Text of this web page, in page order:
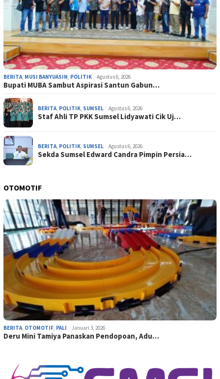
BERITA, MUSI BANYUASIN, POLITIK Agustus 6, 2026
Bupati MUBA Sambut Aspirasi Santun Gabun…
BERITA, POLITIK, SUMSEL Agustus 6, 2026
Staf Ahli TP PKK Sumsel Lidyawati Cik Uj…
BERITA, POLITIK, SUMSEL Agustus 6, 2026
Sekda Sumsel Edward Candra Pimpin Persia…
OTOMOTIF
BERITA, OTOMOTIF, PALI Januari 3, 2026
Deru Mini Tamiya Panaskan Pendopoan, Adu…